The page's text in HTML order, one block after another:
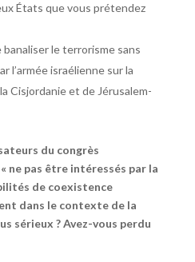
États que vous prétendez
le terrorisme sans
l’armée israélienne sur la
Cisjordanie et de Jérusalem-
du congrès
ne pas être intéressés par la
de coexistence
dans le contexte de la
sérieux ? Avez-vous perdu